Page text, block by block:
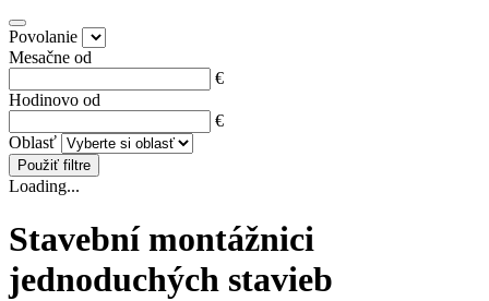
Povolanie
Mesačne od
€
Hodinovo od
€
Oblasť
Použiť filtre
Loading...
Stavební montážnici
jednoduchých stavieb